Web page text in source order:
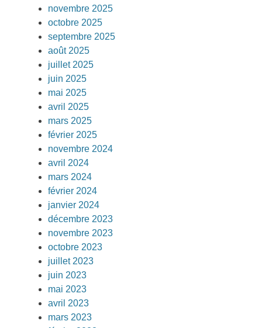
novembre 2025
octobre 2025
septembre 2025
août 2025
juillet 2025
juin 2025
mai 2025
avril 2025
mars 2025
février 2025
novembre 2024
avril 2024
mars 2024
février 2024
janvier 2024
décembre 2023
novembre 2023
octobre 2023
juillet 2023
juin 2023
mai 2023
avril 2023
mars 2023